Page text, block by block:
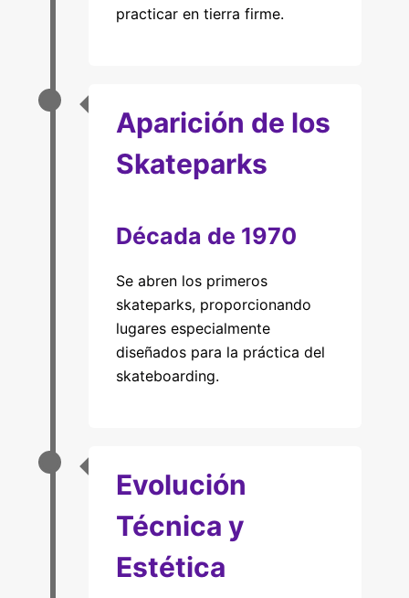
practicar en tierra firme.
Aparición de los
Skateparks
Década de 1970
Se abren los primeros
skateparks, proporcionando
lugares especialmente
diseñados para la práctica del
skateboarding.
Evolución
Técnica y
Estética